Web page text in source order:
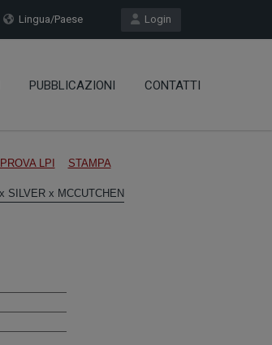
Login
Lingua/Paese
PUBBLICAZIONI CONTATTI